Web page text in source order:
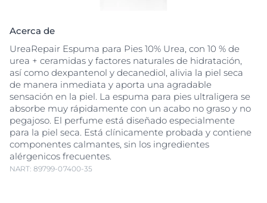
Acerca de
UreaRepair Espuma para Pies 10% Urea, con 10 % de
urea + ceramidas y factores naturales de hidratación,
así como dexpantenol y decanediol, alivia la piel seca
de manera inmediata y aporta una agradable
sensación en la piel. La espuma para pies ultraligera se
absorbe muy rápidamente con un acabo no graso y no
pegajoso. El perfume está diseñado especialmente
para la piel seca. Está clínicamente probada y contiene
componentes calmantes, sin los ingredientes
alérgenicos frecuentes.
NART: 89799-07400-35